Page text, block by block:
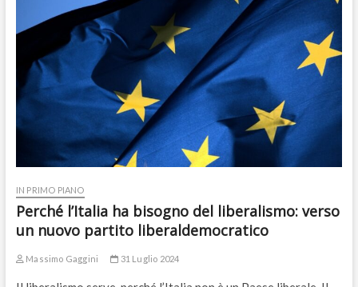
IN PRIMO PIANO
Perché l’Italia ha bisogno del liberalismo: verso
un nuovo partito liberaldemocratico
Massimo Gaggini 31 Luglio 2024